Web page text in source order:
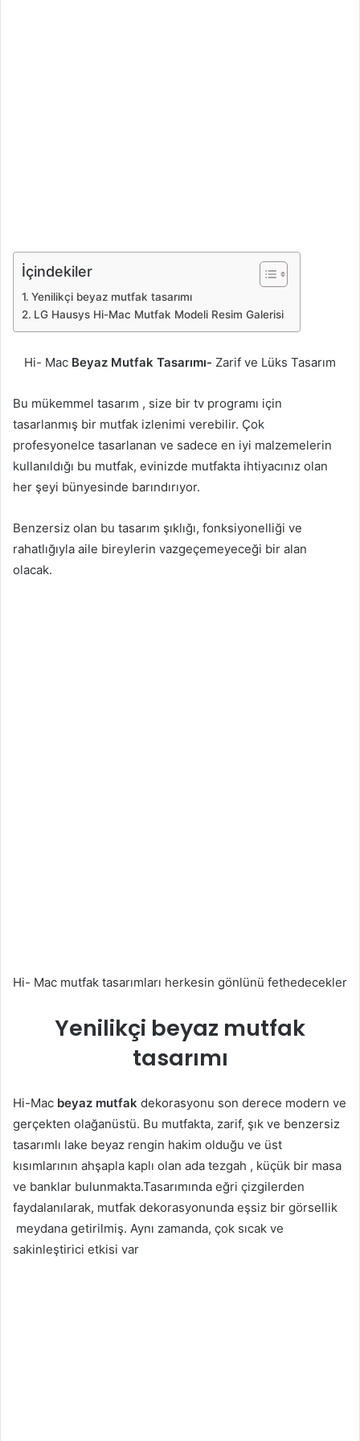
İçindekiler
Yenilikçi beyaz mutfak tasarımı
LG Hausys Hi-Mac Mutfak Modeli Resim Galerisi
Hi- Mac Beyaz Mutfak Tasarımı- Zarif ve Lüks Tasarım
Bu mükemmel tasarım , size bir tv programı için
tasarlanmış bir mutfak izlenimi verebilir. Çok
profesyonelce tasarlanan ve sadece en iyi malzemelerin
kullanıldığı bu mutfak, evinizde mutfakta ihtiyacınız olan
her şeyi bünyesinde barındırıyor.
Benzersiz olan bu tasarım şıklığı, fonksiyonelliği ve
rahatlığıyla aile bireylerin vazgeçemeyeceği bir alan
olacak.
Hi- Mac mutfak tasarımları herkesin gönlünü fethedecekler
Yenilikçi beyaz mutfak
tasarımı
Hi-Mac beyaz mutfak dekorasyonu son derece modern ve
gerçekten olağanüstü. Bu mutfakta, zarif, şık ve benzersiz
tasarımlı lake beyaz rengin hakim olduğu ve üst
kısımlarının ahşapla kaplı olan ada tezgah , küçük bir masa
ve banklar bulunmakta.Tasarımında eğri çizgilerden
faydalanılarak, mutfak dekorasyonunda eşsiz bir görsellik
meydana getirilmiş. Aynı zamanda, çok sıcak ve
sakinleştirici etkisi var